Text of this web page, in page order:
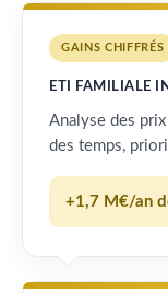
GAINS CHIFFRÉS
ETI FAMILIALE
Analyse des
des temps,
+1,7 M€/an